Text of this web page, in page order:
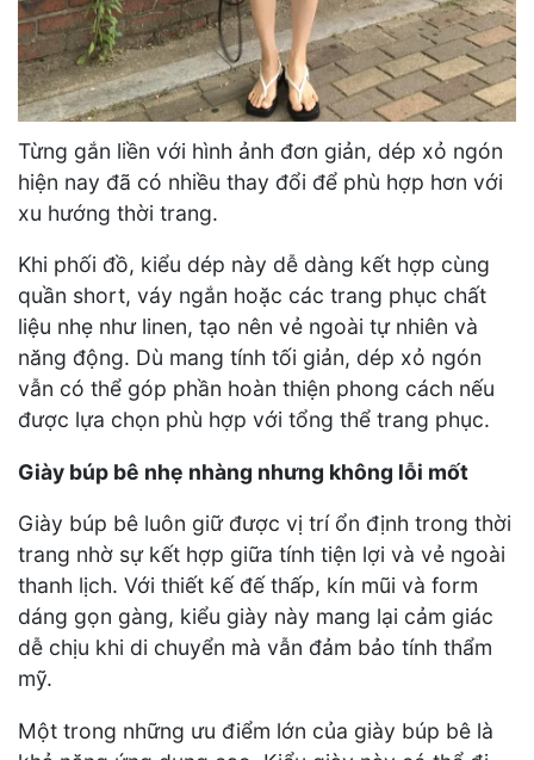
Từng gắn liền với hình ảnh đơn giản, dép xỏ ngón
hiện nay đã có nhiều thay đổi để phù hợp hơn với
xu hướng thời trang.
Khi phối đồ, kiểu dép này dễ dàng kết hợp cùng
quần short, váy ngắn hoặc các trang phục chất
liệu nhẹ như linen, tạo nên vẻ ngoài tự nhiên và
năng động. Dù mang tính tối giản, dép xỏ ngón
vẫn có thể góp phần hoàn thiện phong cách nếu
được lựa chọn phù hợp với tổng thể trang phục.
Giày búp bê nhẹ nhàng nhưng không lỗi mốt
Giày búp bê luôn giữ được vị trí ổn định trong thời
trang nhờ sự kết hợp giữa tính tiện lợi và vẻ ngoài
thanh lịch. Với thiết kế đế thấp, kín mũi và form
dáng gọn gàng, kiểu giày này mang lại cảm giác
dễ chịu khi di chuyển mà vẫn đảm bảo tính thẩm
mỹ.
Một trong những ưu điểm lớn của giày búp bê là